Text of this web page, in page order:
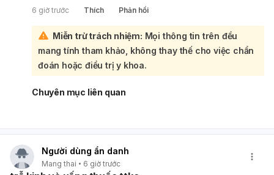
sức, tiêu chảy, loét miệng, thay đổi tính nết, nhạy cảm với
ánh sáng và rụng tóc. Rụng tóc thường bắt đầu từ tuần
thứ 2–3 sau đợt hóa trị đầu tiên, có thể xảy ra từ từ hoặc
đột ngột. Tóc thường mọc lại sau khoảng 3–6 tháng sau
khi kết thúc điều trị, nhưng màu sắc và kết cấu tóc có thể
hơi khác trước. Mức độ và thời gian kéo dài tác dụng phụ
tùy vào loại ung thư, phác đồ hóa trị và cơ địa từng người.
khỏi nắng, lạnh; nếu cần có thể dùng tóc giả hoặc mũ.
ung bướu để được hướng dẫn cụ thể theo phác đồ của
mình.
6 giờ trước Thích Phản hồi
Miễn trừ trách nhiệm: Mọi thông tin trên đều
mang tính tham khảo, không thay thế cho việc chẩn
đoán hoặc điều trị y khoa.
Chuyên mục liên quan
Người dùng ẩn danh
Mang thai 6 giờ trước